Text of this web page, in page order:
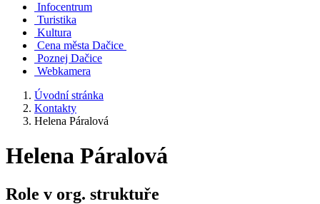
Infocentrum
Turistika
Kultura
Cena města Dačice
Poznej Dačice
Webkamera
Úvodní stránka
Kontakty
Helena Páralová
Helena Páralová
Role v org. struktuře